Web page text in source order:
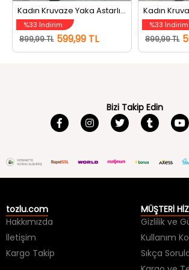
%33 İndirim
899,99 TL 599,99 TL
%33 İndirim
899,99 TL
Hakkımızda
İletişim
Kargo Takip
Gizlilik ve
Kullanım
Sıkça
Kargo ve
İade ve